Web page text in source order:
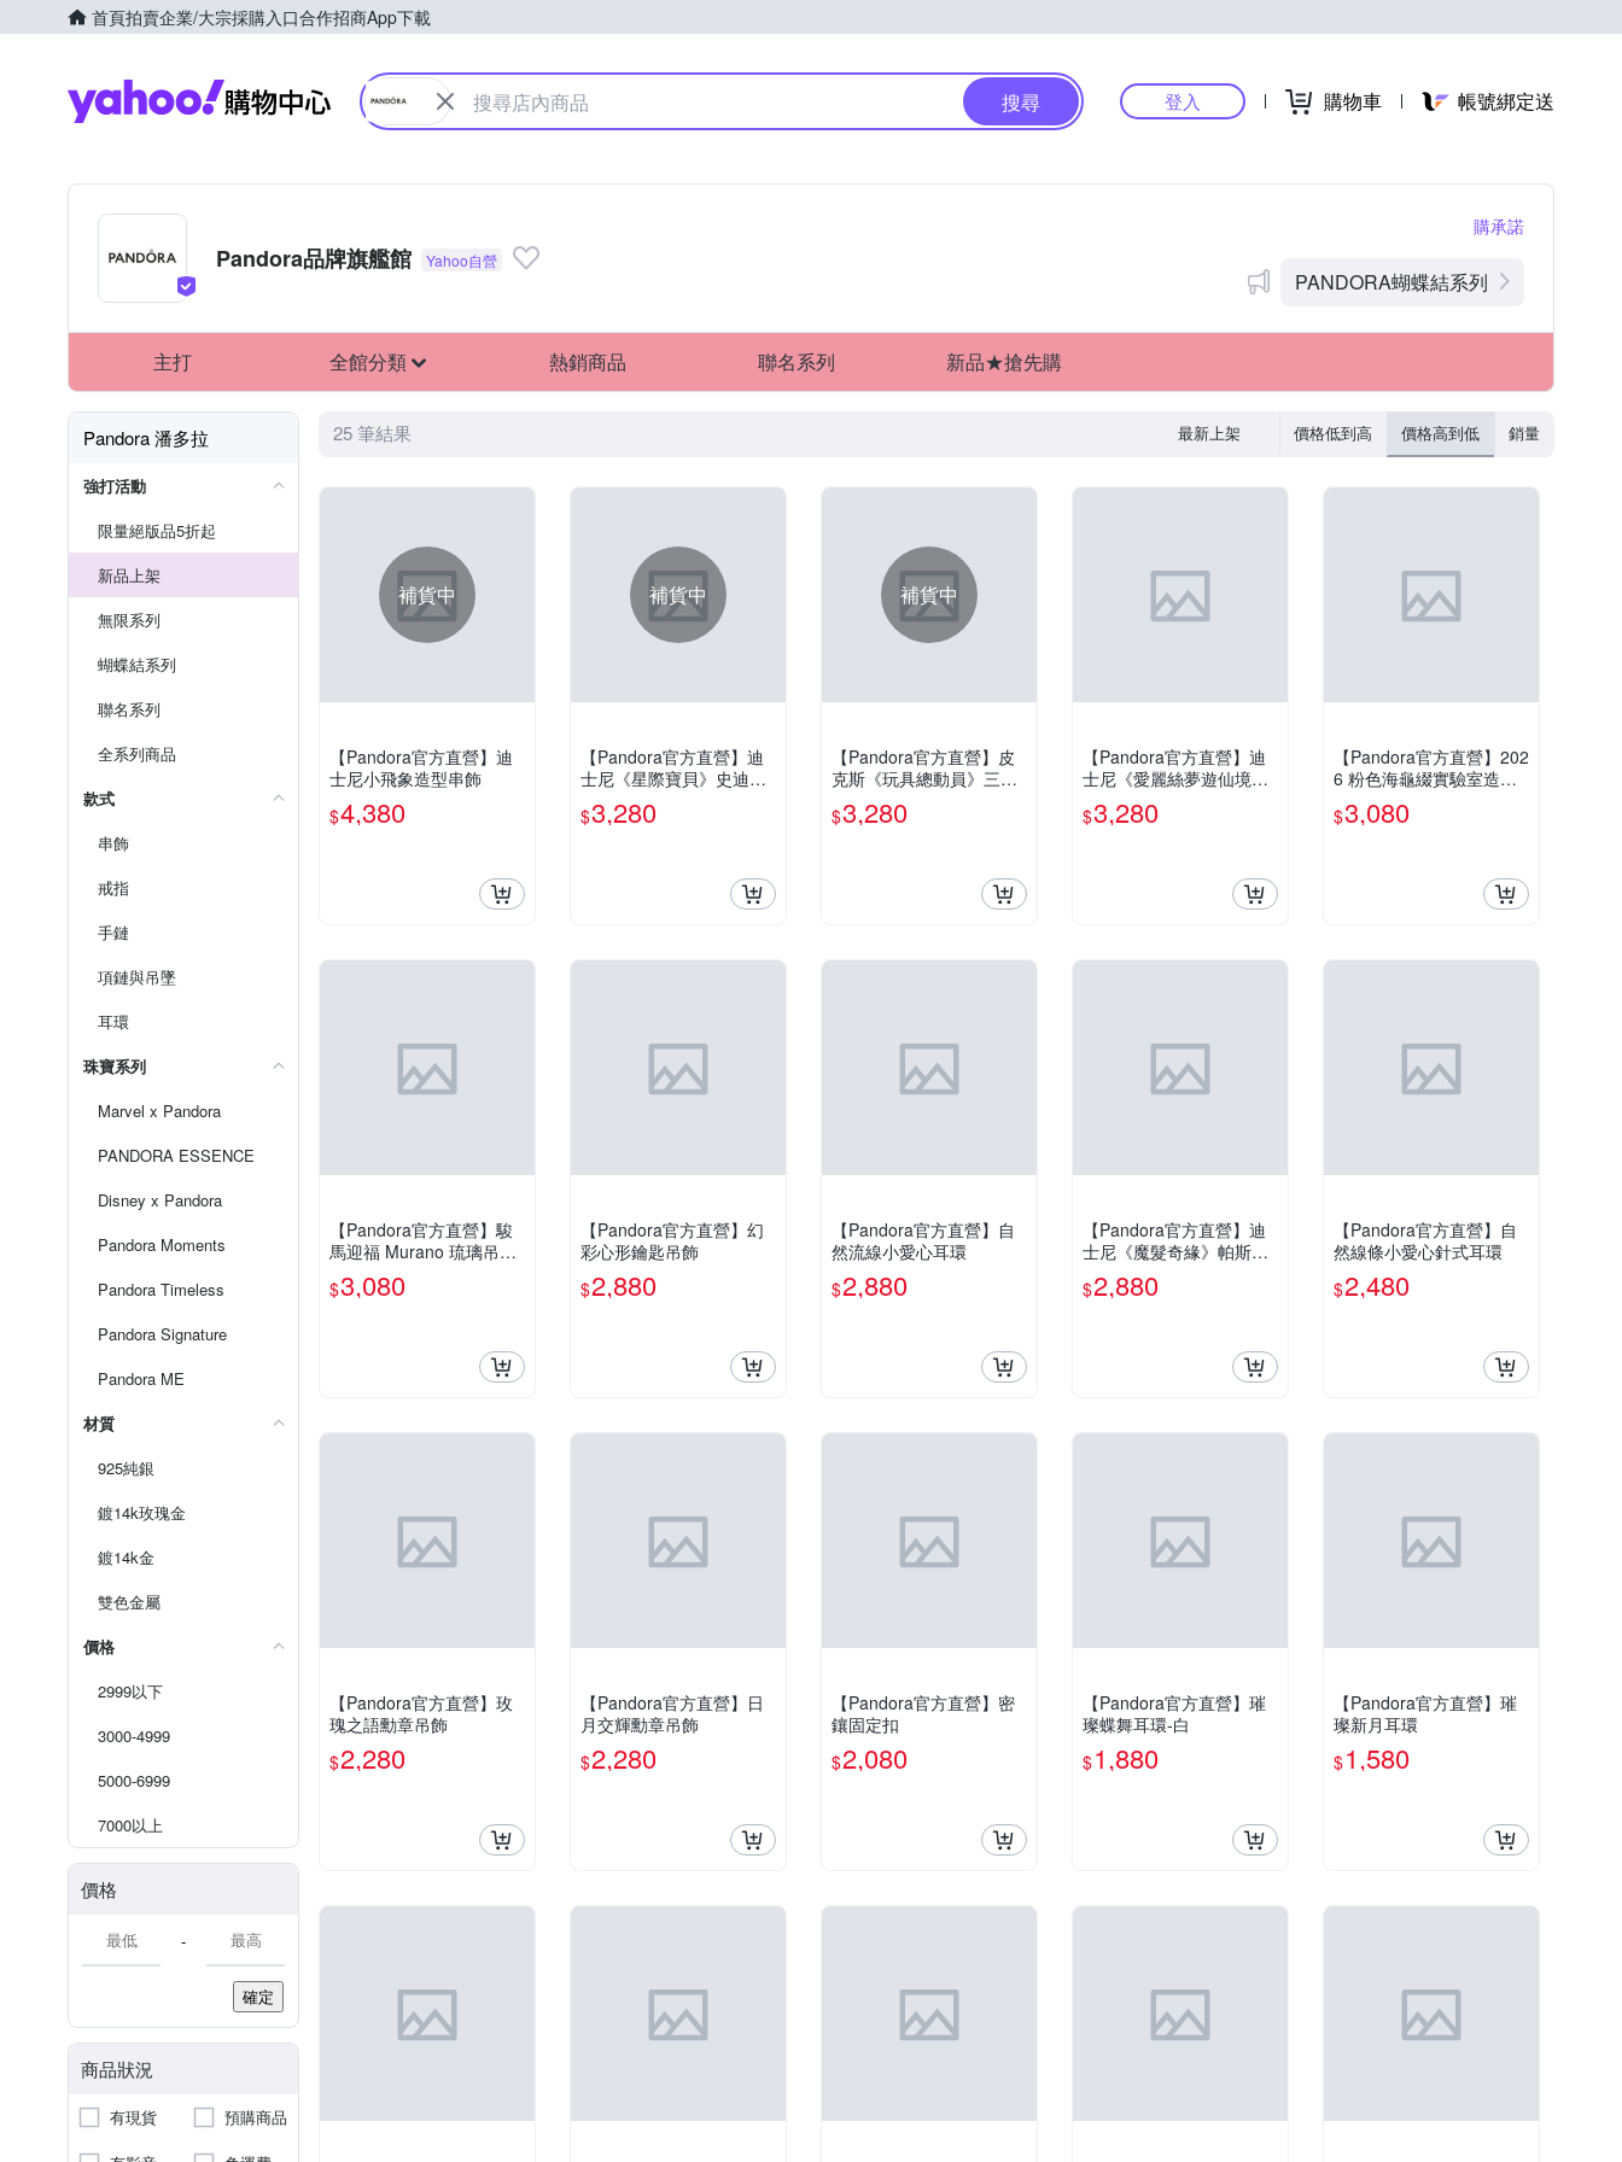
首頁拍賣企業/大宗採購入口合作招商App下載
Yahoo購物中心
搜尋 登入 購物車 帳號綁定送
Pandora品牌旗艦館
購承諾
PANDORA蝴蝶結系列
主打 全館分類 熱銷商品 聯名系列 新品★搶先購
Pandora 潘多拉
強打活動
限量絕版品5折起
新品上架
無限系列
蝴蝶結系列
聯名系列
全系列商品
款式
串飾
戒指
手鏈
項鏈與吊墜
耳環
珠寶系列
Marvel x Pandora
PANDORA ESSENCE
Disney x Pandora
Pandora Moments
Pandora Timeless
Pandora Signature
Pandora ME
材質
925純銀
鍍14k玫瑰金
鍍14k金
雙色金屬
價格
2999以下
3000-4999
5000-6999
7000以上
價格
-
確定
商品狀況
有現貨
預購商品
25 筆結果 最新上架 價格低到高 價格高到低 銷量
補貨中
【Pandora官方直營】迪
士尼小飛象造型串飾
$4,380
補貨中
【Pandora官方直營】迪
士尼《星際寶貝》史迪奇
Murano 琉璃玫瑰造型串
飾
$3,280
補貨中
【Pandora官方直營】皮
克斯《玩具總動員》三眼
怪造型串飾
$3,280
【Pandora官方直營】迪
士尼《愛麗絲夢遊仙境》
柴郡貓造型串飾
$3,280
【Pandora官方直營】202
6 粉色海龜綴實驗室造鑽
石吊飾
$3,080
【Pandora官方直營】駿
馬迎福 Murano 琉璃吊飾-
鍍14k金
$3,080
【Pandora官方直營】幻
彩心形鑰匙吊飾
$2,880
【Pandora官方直營】自
然流線小愛心耳環
$2,880
【Pandora官方直營】迪
士尼《魔髮奇緣》帕斯卡
造型變色串飾
$2,880
【Pandora官方直營】自
然線條小愛心針式耳環
$2,480
【Pandora官方直營】玫
瑰之語勳章吊飾
$2,280
【Pandora官方直營】日
月交輝勳章吊飾
$2,280
【Pandora官方直營】密
鑲固定扣
$2,080
【Pandora官方直營】璀
璨蝶舞耳環-白
$1,880
【Pandora官方直營】璀
璨新月耳環
$1,580